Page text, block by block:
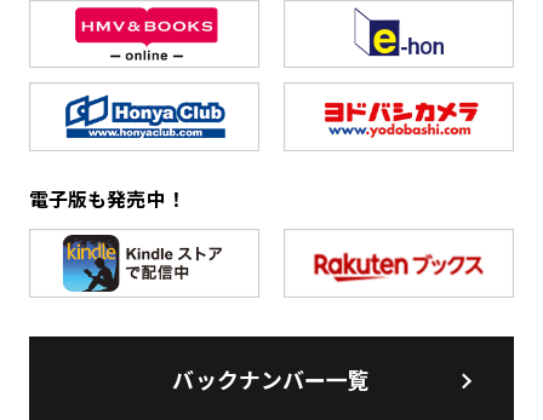
電子版も発売中！
バックナンバー一覧